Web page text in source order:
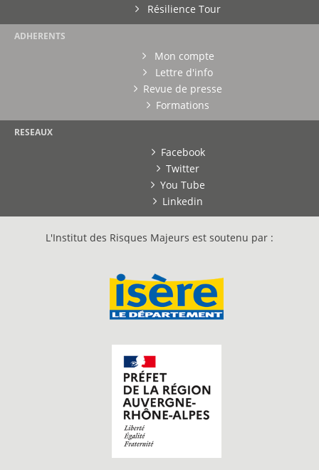
Résilience Tour
ADHERENTS
Mon compte
Lettre d'info
Revue de presse
Formations
RESEAUX
Facebook
Twitter
You Tube
Linkedin
L'Institut des Risques Majeurs est soutenu par :